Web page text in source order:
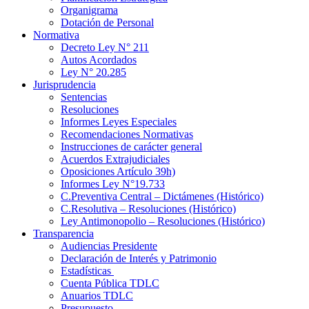
Organigrama
Dotación de Personal
Normativa
Decreto Ley N° 211
Autos Acordados
Ley N° 20.285
Jurisprudencia
Sentencias
Resoluciones
Informes Leyes Especiales
Recomendaciones Normativas
Instrucciones de carácter general
Acuerdos Extrajudiciales
Oposiciones Artículo 39h)
Informes Ley N°19.733
C.Preventiva Central – Dictámenes (Histórico)
C.Resolutiva – Resoluciones (Histórico)
Ley Antimonopolio – Resoluciones (Histórico)
Transparencia
Audiencias Presidente
Declaración de Interés y Patrimonio
Estadísticas
Cuenta Pública TDLC
Anuarios TDLC